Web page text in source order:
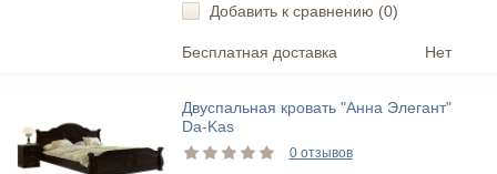
Добавить к сравнению (0)
Бесплатная доставка Нет
Двуспальная кровать "Анна Элегант"
Da-Kas
0 отзывов